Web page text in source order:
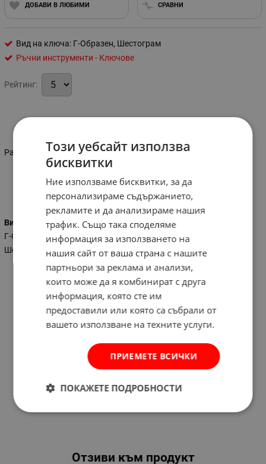
ДОБАВИ В ЛЮБИМИ СРАВНИ
Вид на ключа: Г-Образен, Шестограм
Ръчни инструменти - Ключове
Рейтинг:
Размер: 6 мм
Характеристики
Вид на ключа
Г-Образен
Шестограм
Отзиви към продукт
Този уебсайт използва
бисквитки
Ние използваме бисквитки, за да
персонализираме съдържанието,
рекламите и да анализираме нашия
трафик. Също така споделяме
информация за използването на
нашия сайт от ваша страна с нашите
партньори за реклама и анализи,
които може да я комбинират с друга
информация, която сте им
предоставили или която са събрали от
вашето използване на техните услуги.
ПРИЕМЕТЕ ВСИЧКИ
ПОКАЖЕТЕ ПОДРОБНОСТИ